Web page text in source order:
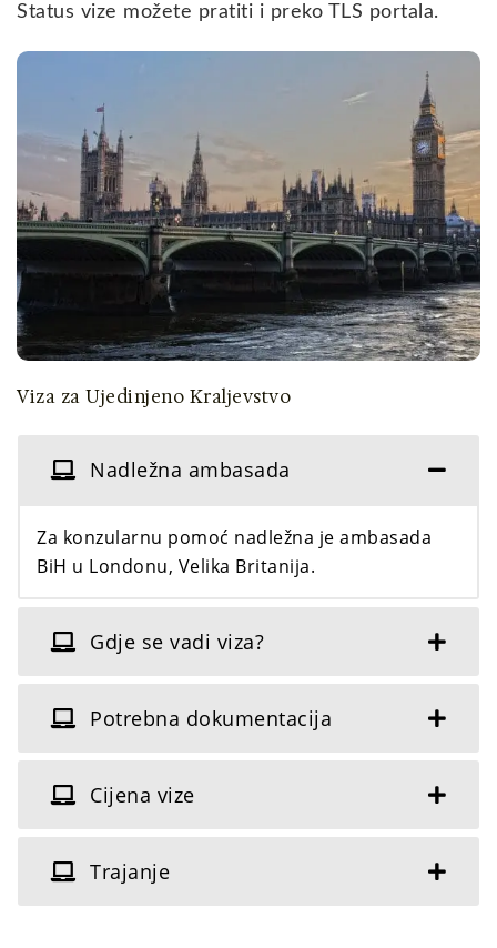
Status vize možete pratiti i preko TLS portala.
Viza za Ujedinjeno Kraljevstvo
Nadležna ambasada
Za konzularnu pomoć nadležna je ambasada
BiH u Londonu, Velika Britanija.
Gdje se vadi viza?
Potrebna dokumentacija
Cijena vize
Trajanje